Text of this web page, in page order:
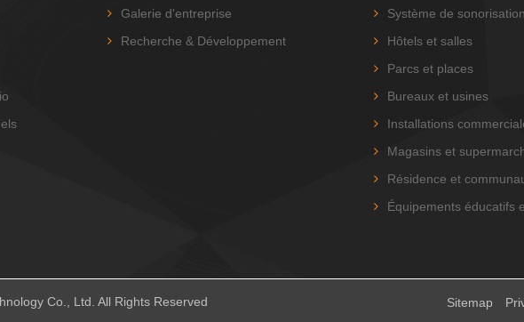
Galerie d'entreprise
Recherche & Développement
Système de sonorisation basé sur
Hôtels et salles
Parcs et places
Bureaux et usines
Installations
Magasins et
Résidence et
Équipements éducatifs
Co., Ltd. All Rights Reserved Sitemap